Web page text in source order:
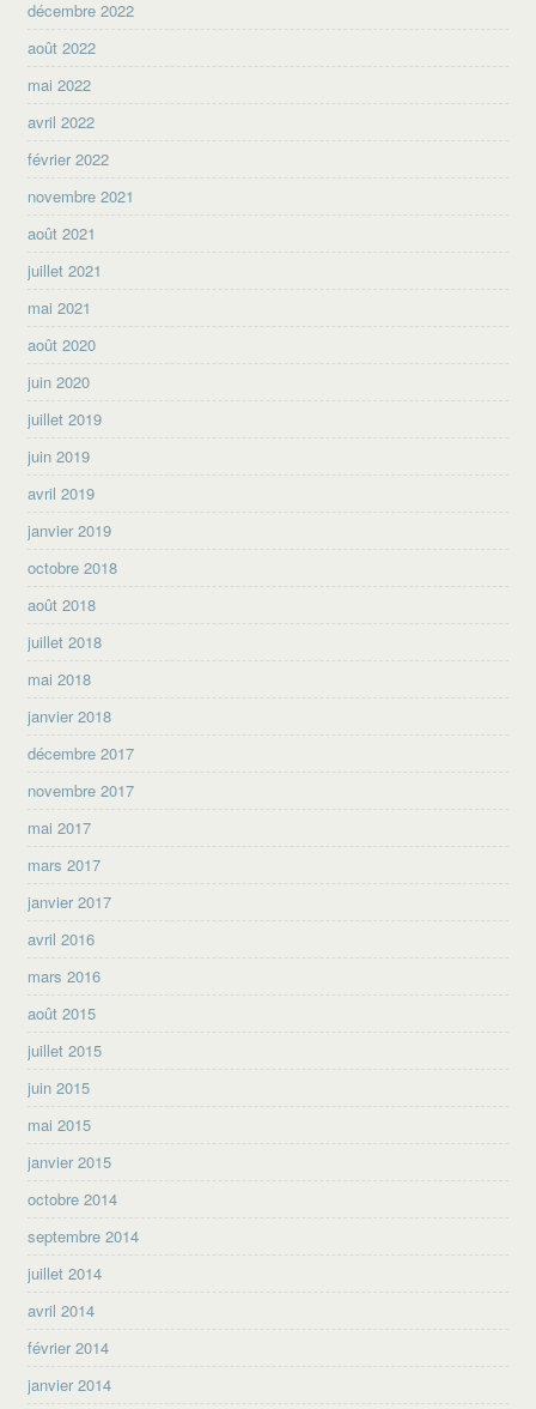
décembre 2022
août 2022
mai 2022
avril 2022
février 2022
novembre 2021
août 2021
juillet 2021
mai 2021
août 2020
juin 2020
juillet 2019
juin 2019
avril 2019
janvier 2019
octobre 2018
août 2018
juillet 2018
mai 2018
janvier 2018
décembre 2017
novembre 2017
mai 2017
mars 2017
janvier 2017
avril 2016
mars 2016
août 2015
juillet 2015
juin 2015
mai 2015
janvier 2015
octobre 2014
septembre 2014
juillet 2014
avril 2014
février 2014
janvier 2014